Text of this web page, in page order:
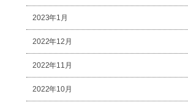
2023年1月
2022年12月
2022年11月
2022年10月